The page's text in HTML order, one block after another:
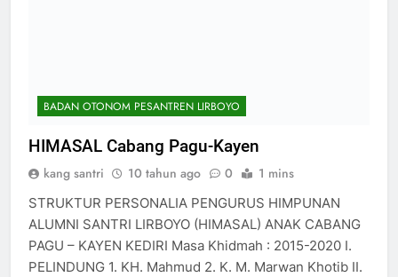
BADAN OTONOM PESANTREN LIRBOYO
HIMASAL Cabang Pagu-Kayen
kang santri 10 tahun ago 0 1 mins
STRUKTUR PERSONALIA PENGURUS HIMPUNAN
ALUMNI SANTRI LIRBOYO (HIMASAL) ANAK CABANG
PAGU – KAYEN KEDIRI Masa Khidmah : 2015-2020 I.
PELINDUNG 1. KH. Mahmud 2. K. M. Marwan Khotib II.